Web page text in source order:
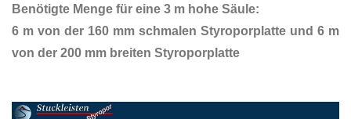
Benötigte Menge für eine 3 m hohe Säule:
6 m von der 160 mm schmalen Styroporplatte und 6 m
von der 200 mm breiten Styroporplatte